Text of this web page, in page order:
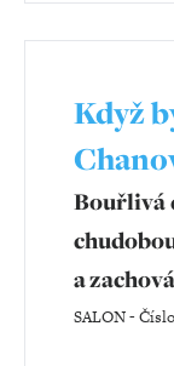
Když
Bouřlivá
a
SALON-